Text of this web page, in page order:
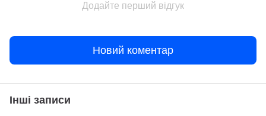
Додайте перший відгук
Новий коментар
Інші записи